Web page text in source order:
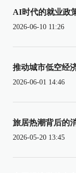
AI时代的就业政
2026-06-10 11:26
推动城市低空经
2026-06-01 14:46
旅居热潮背后的
2026-05-20 13:45